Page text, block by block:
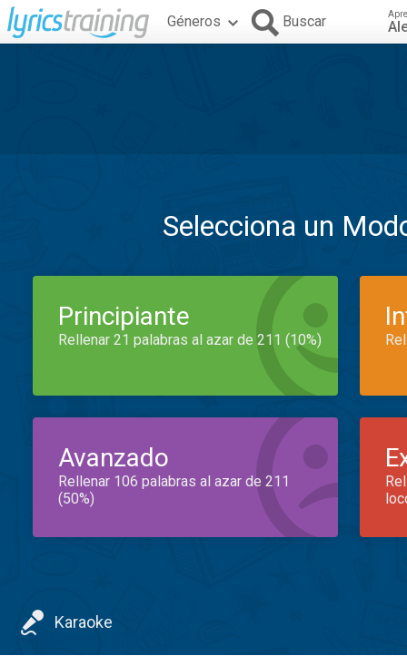
Géneros Buscar
Selecciona un
Principiante
Rellenar 21 palabras al azar de 211 (10%)
Avanzado
Rellenar 106 palabras al azar de 211
(50%)
Karaoke